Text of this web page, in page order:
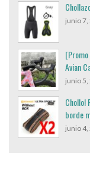
junio
Avian
junio
Chollo!
borde
junio